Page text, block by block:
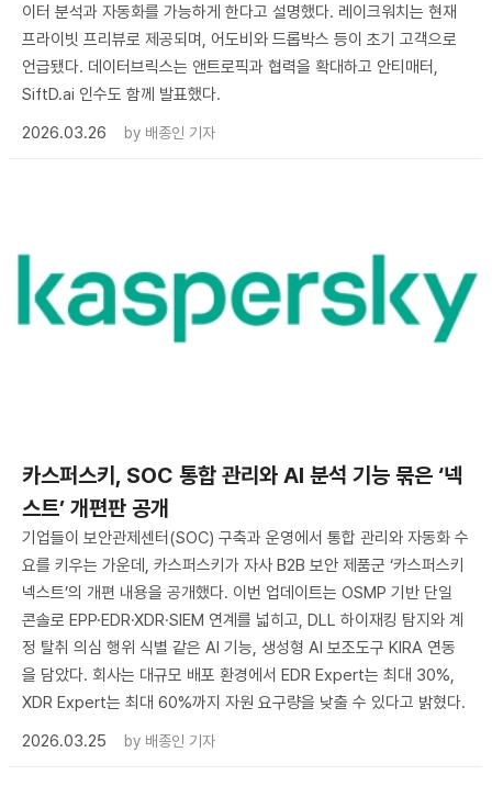
이터 분석과 자동화를 가능하게 한다고 설명했다. 레이크워치는 현재
프라이빗 프리뷰로 제공되며, 어도비와 드롭박스 등이 초기 고객으로
언급됐다. 데이터브릭스는 앤트로픽과 협력을 확대하고 안티매터,
SiftD.ai 인수도 함께 발표했다.
2026.03.26
by 배종인 기자
카스퍼스키, SOC 통합 관리와 AI 분석 기능 묶은 ‘넥
스트’ 개편판 공개
기업들이 보안관제센터(SOC) 구축과 운영에서 통합 관리와 자동화 수
요를 키우는 가운데, 카스퍼스키가 자사 B2B 보안 제품군 ‘카스퍼스키
넥스트’의 개편 내용을 공개했다. 이번 업데이트는 OSMP 기반 단일
콘솔로 EPP·EDR·XDR·SIEM 연계를 넓히고, DLL 하이재킹 탐지와 계
정 탈취 의심 행위 식별 같은 AI 기능, 생성형 AI 보조도구 KIRA 연동
을 담았다. 회사는 대규모 배포 환경에서 EDR Expert는 최대 30%,
XDR Expert는 최대 60%까지 자원 요구량을 낮출 수 있다고 밝혔다.
2026.03.25
by 배종인 기자